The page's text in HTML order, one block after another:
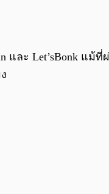
และ Let’sBonk